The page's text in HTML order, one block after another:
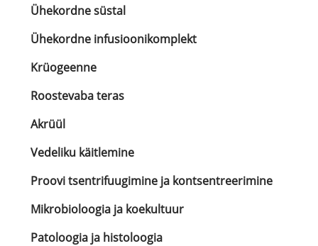
Ühekordne süstal
Ühekordne infusioonikomplekt
Krüogeenne
Roostevaba teras
Akrüül
Vedeliku käitlemine
Proovi tsentrifuugimine ja kontsentreerimine
Mikrobioloogia ja koekultuur
Patoloogia ja histoloogia